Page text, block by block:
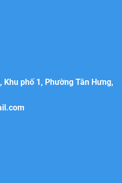
phố 1, Phường Tân Hưng,